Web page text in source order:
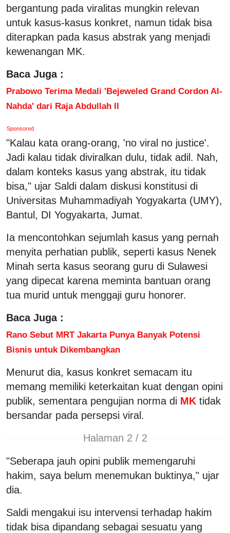
bergantung pada viralitas mungkin relevan
untuk kasus-kasus konkret, namun tidak bisa
diterapkan pada kasus abstrak yang menjadi
kewenangan MK.
Baca Juga :
Prabowo Terima Medali 'Bejeweled Grand Cordon Al-
Nahda' dari Raja Abdullah II
Sponsored
"Kalau kata orang-orang, 'no viral no justice'.
Jadi kalau tidak diviralkan dulu, tidak adil. Nah,
dalam konteks kasus yang abstrak, itu tidak
bisa," ujar Saldi dalam diskusi konstitusi di
Universitas Muhammadiyah Yogyakarta (UMY),
Bantul, DI Yogyakarta, Jumat.
Ia mencontohkan sejumlah kasus yang pernah
menyita perhatian publik, seperti kasus Nenek
Minah serta kasus seorang guru di Sulawesi
yang dipecat karena meminta bantuan orang
tua murid untuk menggaji guru honorer.
Baca Juga :
Rano Sebut MRT Jakarta Punya Banyak Potensi
Bisnis untuk Dikembangkan
Menurut dia, kasus konkret semacam itu
memang memiliki keterkaitan kuat dengan opini
publik, sementara pengujian norma di MK tidak
bersandar pada persepsi viral.
Halaman 2 / 2
"Seberapa jauh opini publik memengaruhi
hakim, saya belum menemukan buktinya," ujar
dia.
Saldi mengakui isu intervensi terhadap hakim
tidak bisa dipandang sebagai sesuatu yang